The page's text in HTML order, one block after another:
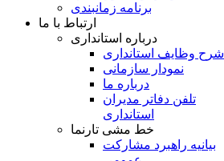
برنامه زمانبندی
ارتباط با ما
درباره استانداری
شرح وظایف استانداری
نمودار سازمانی
درباره ما
تلفن دفاتر مدیران
استانداری
خط مشی تارنما
بیانیه راهبرد مشارکت